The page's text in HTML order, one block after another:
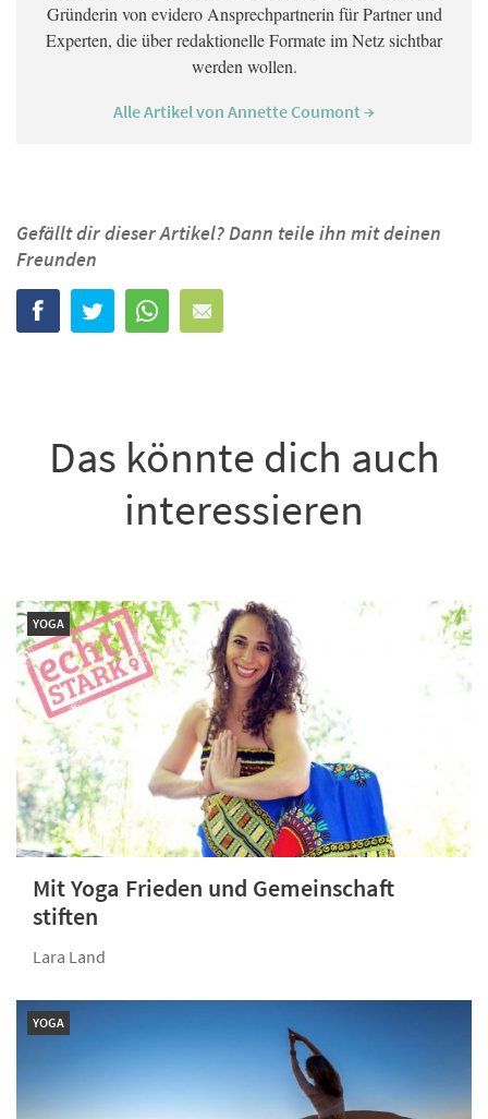
Gründerin von evidero Ansprechpartnerin für Partner und
Experten, die über redaktionelle Formate im Netz sichtbar
werden wollen.
Alle Artikel von Annette Coumont →
Gefällt dir dieser Artikel? Dann teile ihn mit deinen
Freunden
Das könnte dich auch
interessieren
YOGA
Mit Yoga Frieden und Gemeinschaft
stiften
Lara Land
YOGA